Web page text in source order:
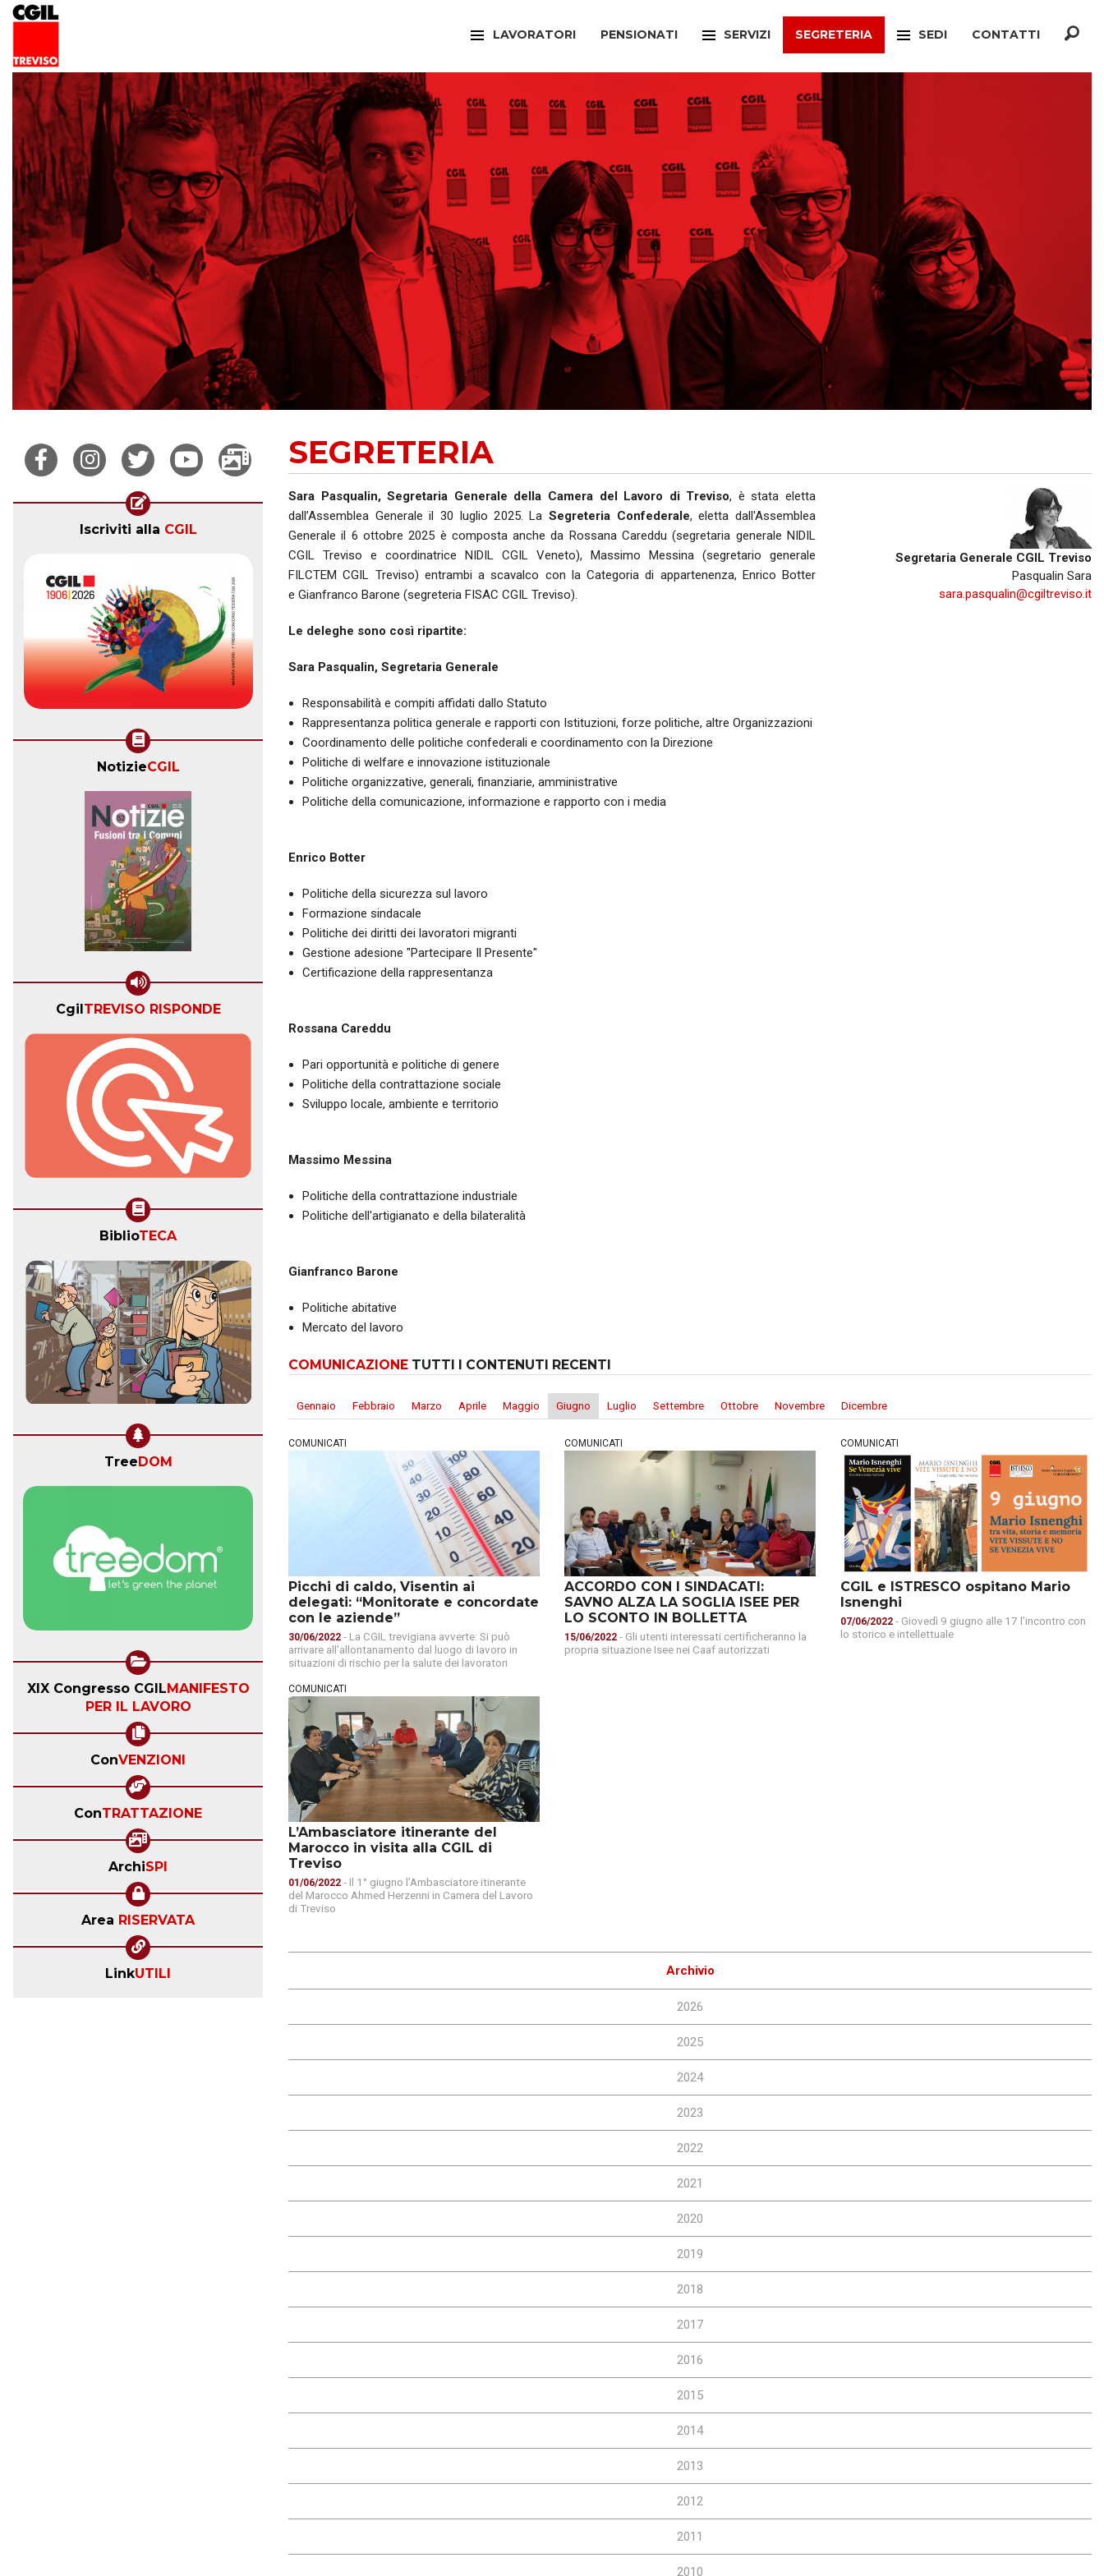
LAVORATORI
FILCAMS
FILCTEM
FILT
FISAC
FLAI
FLC
FP
NIDIL
SILP
SLC
PENSIONATI SERVIZI
CAAF
PATRONATO INCA
SPORTELLO MIGRANTI
UFFICIO VERTENZE
ARTIGIANATO
SPORTELLO DIMISSIONI
SPORTELLO SOCIALE
SUNIA
FEDERCONSUMATORI
AUSER
SEGRETERIA SEDI
TREVISO
VILLORBA
CASTELFRANCO VENETO
ONÈ DI FONTE
CONEGLIANO
PIEVE DI SOLIGO
BREDA DI PIAVE
CROCETTA DEL MONTELLO
ODERZO
MOTTA DI LIVENZA
CONTATTI
SEGRETERIA
Sara Pasqualin, Segretaria Generale della Camera del Lavoro di Treviso, è stata eletta
dall’Assemblea Generale il 30 luglio 2025. La Segreteria Confederale, eletta dall'Assemblea
Generale il 6 ottobre 2025 è composta anche da Rossana Careddu (segretaria generale NIDIL
CGIL Treviso e coordinatrice NIDIL CGIL Veneto), Massimo Messina (segretario generale
FILCTEM CGIL Treviso) entrambi a scavalco con la Categoria di appartenenza, Enrico Botter
e Gianfranco Barone (segreteria FISAC CGIL Treviso).
Le deleghe sono così ripartite:
Sara Pasqualin, Segretaria Generale
Responsabilità e compiti affidati dallo Statuto
Rappresentanza politica generale e rapporti con Istituzioni, forze politiche, altre Organizzazioni
Coordinamento delle politiche confederali e coordinamento con la Direzione
Politiche di welfare e innovazione istituzionale
Politiche organizzative, generali, finanziarie, amministrative
Politiche della comunicazione, informazione e rapporto con i media
Enrico Botter
Politiche della sicurezza sul lavoro
Formazione sindacale
Politiche dei diritti dei lavoratori migranti
Gestione adesione "Partecipare Il Presente"
Certificazione della rappresentanza
Rossana Careddu
Pari opportunità e politiche di genere
Politiche della contrattazione sociale
Sviluppo locale, ambiente e territorio
Massimo Messina
Politiche della contrattazione industriale
Politiche dell'artigianato e della bilateralità
Gianfranco Barone
Politiche abitative
Mercato del lavoro
Segretaria Generale CGIL Treviso
Pasqualin Sara
sara.pasqualin@cgiltreviso.it
COMUNICAZIONE TUTTI I CONTENUTI RECENTI
Gennaio Febbraio Marzo Aprile Maggio Giugno Luglio Settembre Ottobre Novembre Dicembre
COMUNICATI
Picchi di caldo, Visentin ai
delegati: “Monitorate e concordate
con le aziende”
30/06/2022 - La CGIL trevigiana avverte: Si può
arrivare all’allontanamento dal luogo di lavoro in
situazioni di rischio per la salute dei lavoratori
COMUNICATI
L’Ambasciatore itinerante del
Marocco in visita alla CGIL di
Treviso
01/06/2022 - Il 1° giugno l’Ambasciatore itinerante
del Marocco Ahmed Herzenni in Camera del Lavoro
di Treviso
COMUNICATI
ACCORDO CON I SINDACATI:
SAVNO ALZA LA SOGLIA ISEE PER
LO SCONTO IN BOLLETTA
15/06/2022 - Gli utenti interessati certificheranno la
propria situazione Isee nei Caaf autorizzati
COMUNICATI
CGIL e ISTRESCO ospitano Mario
Isnenghi
07/06/2022 - Giovedì 9 giugno alle 17 l’incontro con
lo storico e intellettuale
Archivio
2026
2025
2024
2023
2022
2021
2020
2019
2018
2017
2016
2015
2014
2013
2012
2011
2010
Iscriviti alla CGIL
NotizieCGIL
CgilTREVISO RISPONDE
BiblioTECA
TreeDOM
XIX Congresso CGILMANIFESTO
PER IL LAVORO
ConVENZIONI
ConTRATTAZIONE
ArchiSPI
Area RISERVATA
LinkUTILI